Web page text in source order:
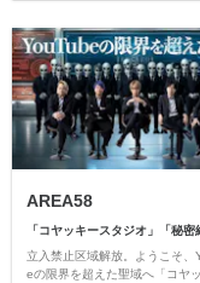
AREA58
立入禁止区域解放。ようこそ、
eの限界を超えた聖域へ「コヤ